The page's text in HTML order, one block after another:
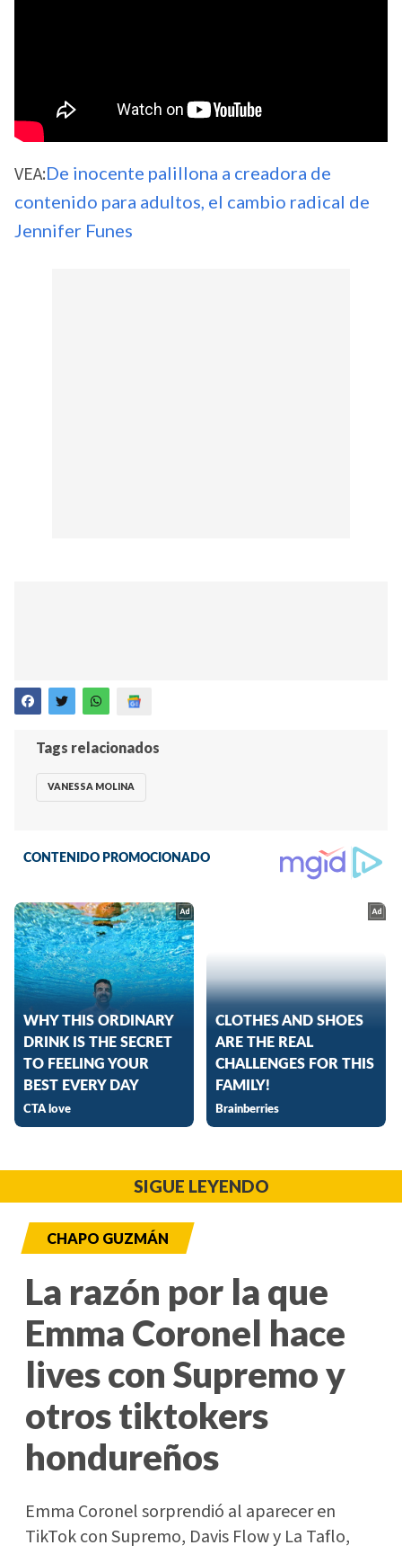
VEA:De inocente palillona a creadora de
contenido para adultos, el cambio radical de
Jennifer Funes
Tags relacionados
VANESSA MOLINA
SIGUE LEYENDO
CHAPO GUZMÁN
La razón por la que
Emma Coronel hace
lives con Supremo y
otros tiktokers
hondureños
Emma Coronel sorprendió al aparecer en
TikTok con Supremo, Davis Flow y La Taflo,